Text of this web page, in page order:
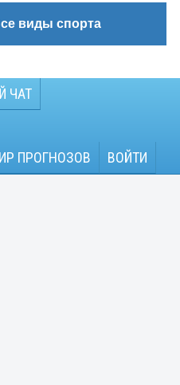
виды спорта
ЧАТ
ПРОГНОЗОВ
ВОЙТИ